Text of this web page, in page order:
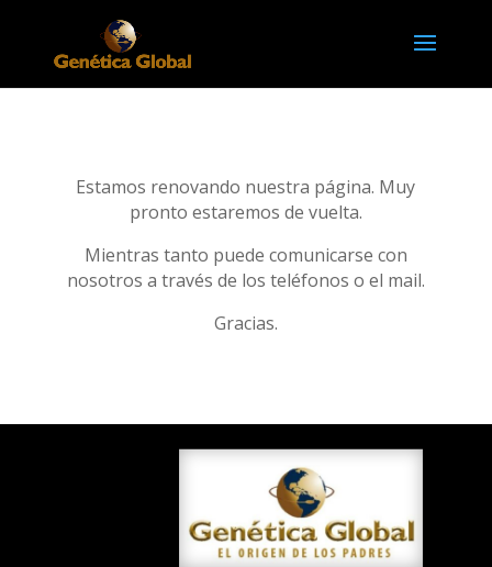
Estamos renovando nuestra página. Muy
pronto estaremos de vuelta.
Mientras tanto puede comunicarse con
nosotros a través de los teléfonos o el mail.
Gracias.